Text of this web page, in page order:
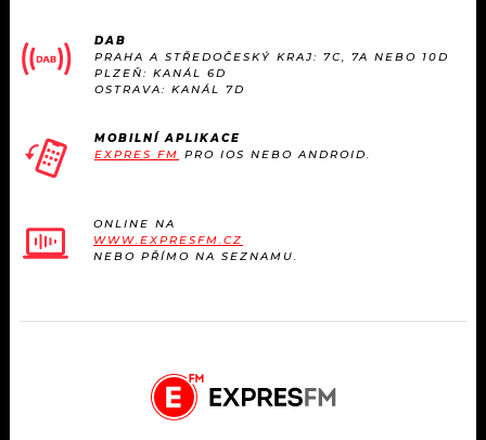
DAB
PRAHA A STŘEDOČESKÝ KRAJ: 7C, 7A NEBO 10D
PLZEŇ: KANÁL 6D
OSTRAVA: KANÁL 7D
MOBILNÍ APLIKACE
EXPRES FM PRO IOS NEBO ANDROID.
ONLINE NA
WWW.EXPRESFM.CZ
NEBO PŘÍMO NA SEZNAMU.